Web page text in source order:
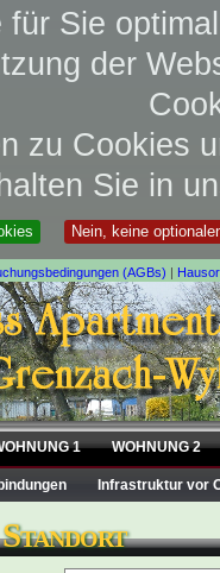
für Sie
der
zu Cookies
Sie in
Nein, keine
(AGBs) |
Infrastruktur vor
1 WOHNUNG 2
Standort